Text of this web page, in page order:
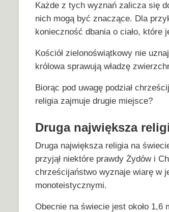
Każde z tych wyznań zalicza się
nich mogą być znaczące. Dla
konieczność dbania o ciało, które
Kościół zielonoświątkowy nie
królowa sprawują władzę
Biorąc pod uwagę podział
religia zajmuje drugie miejsce?
Druga największa
Druga największa religia na
przyjął niektóre prawdy Żydów i
chrześcijaństwo wyznaje wiarę w
monoteistycznymi.
Obecnie na świecie jest około 1,6